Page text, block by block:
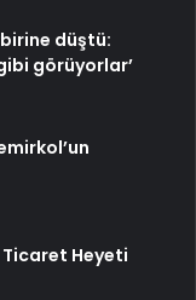
düştü:
görüyorlar’
Ticaret Heyeti